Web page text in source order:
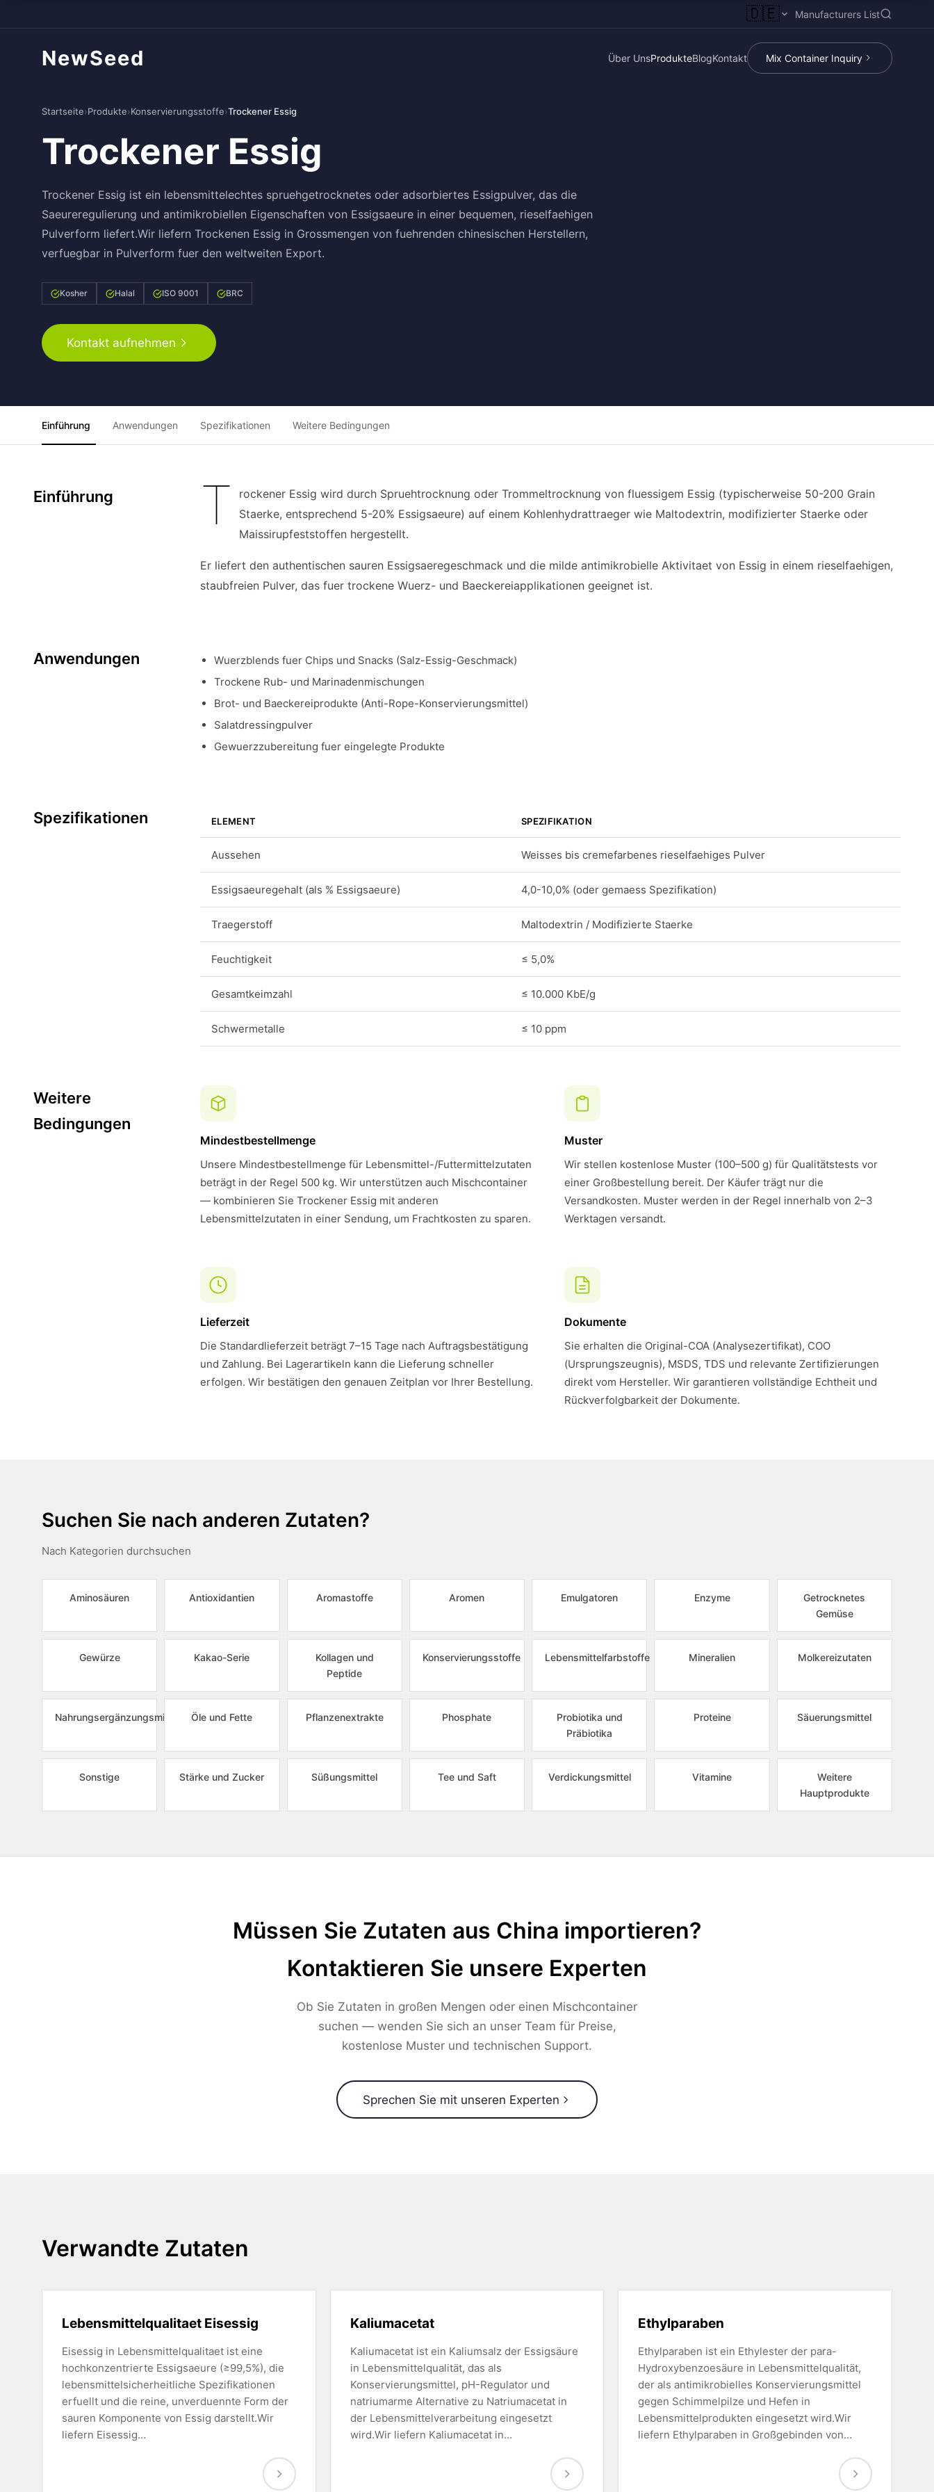
🇩🇪 Manufacturers List
NewSeed Über UnsProdukteBlogKontakt Mix Container Inquiry
Startseite›Produkte›Konservierungsstoffe›Trockener Essig
Trockener Essig
Trockener Essig ist ein lebensmittelechtes spruehgetrocknetes oder adsorbiertes Essigpulver, das die
Saeureregulierung und antimikrobiellen Eigenschaften von Essigsaeure in einer bequemen, rieselfaehigen
Pulverform liefert.Wir liefern Trockenen Essig in Grossmengen von fuehrenden chinesischen Herstellern,
verfuegbar in Pulverform fuer den weltweiten Export.
Kosher Halal ISO 9001 BRC
Kontakt aufnehmen
Einführung Anwendungen Spezifikationen Weitere Bedingungen
Einführung T
rockener Essig wird durch Spruehtrocknung oder Trommeltrocknung von fluessigem Essig (typischerweise 50-200 Grain
Staerke, entsprechend 5-20% Essigsaeure) auf einem Kohlenhydrattraeger wie Maltodextrin, modifizierter Staerke oder
Maissirupfeststoffen hergestellt.
Er liefert den authentischen sauren Essigsaeregeschmack und die milde antimikrobielle Aktivitaet von Essig in einem rieselfaehigen,
staubfreien Pulver, das fuer trockene Wuerz- und Baeckereiapplikationen geeignet ist.
Anwendungen
Wuerzblends fuer Chips und Snacks (Salz-Essig-Geschmack)
Trockene Rub- und Marinadenmischungen
Brot- und Baeckereiprodukte (Anti-Rope-Konservierungsmittel)
Salatdressingpulver
Gewuerzzubereitung fuer eingelegte Produkte
Spezifikationen ELEMENT SPEZIFIKATION
Aussehen Weisses bis cremefarbenes rieselfaehiges Pulver
Essigsaeuregehalt (als % Essigsaeure) 4,0-10,0% (oder gemaess Spezifikation)
Traegerstoff Maltodextrin / Modifizierte Staerke
Feuchtigkeit ≤ 5,0%
Gesamtkeimzahl ≤ 10.000 KbE/g
Schwermetalle ≤ 10 ppm
Weitere
Bedingungen
Mindestbestellmenge
Unsere Mindestbestellmenge für Lebensmittel-/Futtermittelzutaten
beträgt in der Regel 500 kg. Wir unterstützen auch Mischcontainer
— kombinieren Sie Trockener Essig mit anderen
Lebensmittelzutaten in einer Sendung, um Frachtkosten zu sparen.
Muster
Wir stellen kostenlose Muster (100–500 g) für Qualitätstests vor
einer Großbestellung bereit. Der Käufer trägt nur die
Versandkosten. Muster werden in der Regel innerhalb von 2–3
Werktagen versandt.
Lieferzeit
Die Standardlieferzeit beträgt 7–15 Tage nach Auftragsbestätigung
und Zahlung. Bei Lagerartikeln kann die Lieferung schneller
erfolgen. Wir bestätigen den genauen Zeitplan vor Ihrer Bestellung.
Dokumente
Sie erhalten die Original-COA (Analysezertifikat), COO
(Ursprungszeugnis), MSDS, TDS und relevante Zertifizierungen
direkt vom Hersteller. Wir garantieren vollständige Echtheit und
Rückverfolgbarkeit der Dokumente.
Suchen Sie nach anderen Zutaten?
Nach Kategorien durchsuchen
Aminosäuren Antioxidantien Aromastoffe Aromen Emulgatoren Enzyme
Getrocknetes
Gemüse
Gewürze Kakao-Serie
Kollagen und
Peptide
Konservierungsstoffe Lebensmittelfarbstoffe Mineralien Molkereizutaten
Nahrungsergänzungsmittel Öle und Fette Pflanzenextrakte Phosphate
Probiotika und
Präbiotika
Proteine Säuerungsmittel
Sonstige Stärke und Zucker Süßungsmittel Tee und Saft Verdickungsmittel Vitamine
Weitere
Hauptprodukte
Müssen Sie Zutaten aus China importieren?
Kontaktieren Sie unsere Experten
Ob Sie Zutaten in großen Mengen oder einen Mischcontainer
suchen — wenden Sie sich an unser Team für Preise,
kostenlose Muster und technischen Support.
Sprechen Sie mit unseren Experten
Verwandte Zutaten
Lebensmittelqualitaet Eisessig
Eisessig in Lebensmittelqualitaet ist eine
hochkonzentrierte Essigsaeure (≥99,5%), die
lebensmittelsicherheitliche Spezifikationen
erfuellt und die reine, unverduennte Form der
sauren Komponente von Essig darstellt.Wir
liefern Eisessig…
Kaliumacetat
Kaliumacetat ist ein Kaliumsalz der Essigsäure
in Lebensmittelqualität, das als
Konservierungsmittel, pH-Regulator und
natriumarme Alternative zu Natriumacetat in
der Lebensmittelverarbeitung eingesetzt
wird.Wir liefern Kaliumacetat in…
Ethylparaben
Ethylparaben ist ein Ethylester der para-
Hydroxybenzoesäure in Lebensmittelqualität,
der als antimikrobielles Konservierungsmittel
gegen Schimmelpilze und Hefen in
Lebensmittelprodukten eingesetzt wird.Wir
liefern Ethylparaben in Großgebinden von…